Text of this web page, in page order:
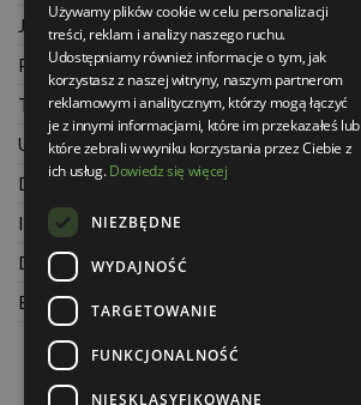
Jak kupować na raty
Polityka prywatności
Twoje zamówienia
Ustawienia konta
Dane kontaktowe
Informacje o firmie
Dla architektów
Blog
Używamy plików cookie w celu personalizacji
treści, reklam i analizy naszego ruchu.
Udostępniamy również informacje o tym, jak
korzystasz z naszej witryny, naszym partnerom
reklamowym i analitycznym, którzy mogą łączyć
je z innymi informacjami, które im przekazałeś lub
które zebrali w wyniku korzystania przez Ciebie z
ich usług.Dowiedz się więcej
NIEZBĘDNE
WYDAJNOŚĆ
TARGETOWANIE
FUNKCJONALNOŚĆ
NIESKLASYFIKOWANE